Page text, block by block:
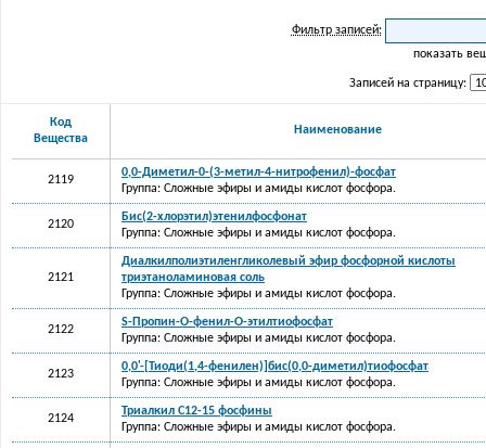
Фильтр записей:
показать
Записей на страницу:
Код
Вещества
Наименование
2119
0,0-Диметил-0-(3-метил-4-нитрофенил)-фосфат
Группа: Сложные эфиры и амиды кислот фосфора.
2120
Бис(2-хлорэтил)этенилфосфонат
Группа: Сложные эфиры и амиды кислот фосфора.
2121
Диалкилполиэтиленгликолевый эфир фосфорной кислоты
триэтаноламиновая соль
Группа: Сложные эфиры и амиды кислот фосфора.
2122
S-Пропин-О-фенил-О-этилтиофосфат
Группа: Сложные эфиры и амиды кислот фосфора.
2123
0,0'-[Тиоди(1,4-фенилен)]бис(0,0-диметил)тиофосфат
Группа: Сложные эфиры и амиды кислот фосфора.
2124
Триалкил C12-15 фосфины
Группа: Сложные эфиры и амиды кислот фосфора.